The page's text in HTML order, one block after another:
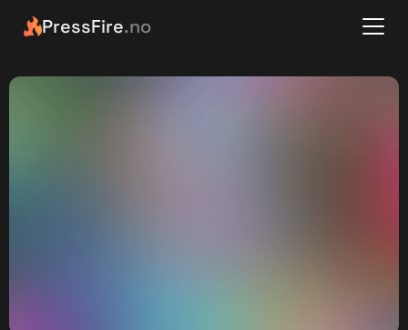
PressFire.no